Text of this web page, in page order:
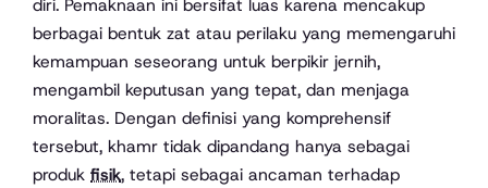
diri. Pemaknaan ini bersifat luas karena mencakup
berbagai bentuk zat atau perilaku yang memengaruhi
kemampuan seseorang untuk berpikir jernih,
mengambil keputusan yang tepat, dan menjaga
moralitas. Dengan definisi yang komprehensif
tersebut, khamr tidak dipandang hanya sebagai
produk fisik, tetapi sebagai ancaman terhadap